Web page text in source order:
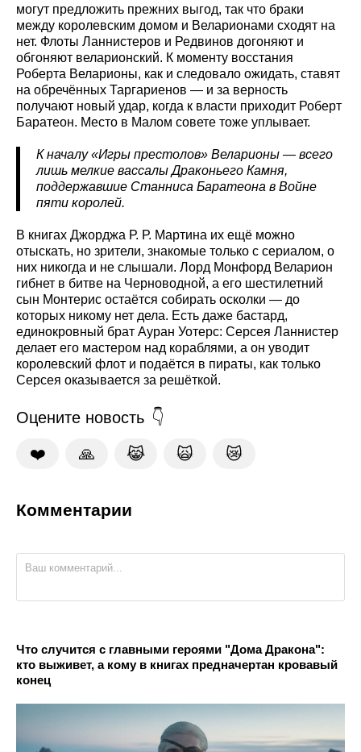
могут предложить прежних выгод, так что браки
между королевским домом и Веларионами сходят на
нет. Флоты Ланнистеров и Редвинов догоняют и
обгоняют веларионский. К моменту восстания
Роберта Веларионы, как и следовало ожидать, ставят
на обречённых Таргариенов — и за верность
получают новый удар, когда к власти приходит Роберт
Баратеон. Место в Малом совете тоже уплывает.
К началу «Игры престолов» Веларионы — всего
лишь мелкие вассалы Драконьего Камня,
поддержавшие Станниса Баратеона в Войне
пяти королей.
В книгах Джорджа Р. Р. Мартина их ещё можно
отыскать, но зрители, знакомые только с сериалом, о
них никогда и не слышали. Лорд Монфорд Веларион
гибнет в битве на Черноводной, а его шестилетний
сын Монтерис остаётся собирать осколки — до
которых никому нет дела. Есть даже бастард,
единокровный брат Ауран Уотерс: Серсея Ланнистер
делает его мастером над кораблями, а он уводит
королевский флот и подаётся в пираты, как только
Серсея оказывается за решёткой.
Оцените новость
❤️ 🙏 😹 🙀 😿
Комментарии
Что случится с главными героями "Дома Дракона":
кто выживет, а кому в книгах предначертан кровавый
конец